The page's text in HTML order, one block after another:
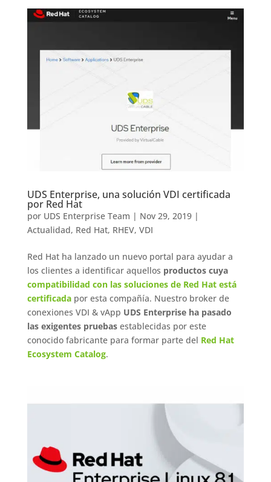
UDS Enterprise, una solución VDI certificada
por Red Hat
por UDS Enterprise Team | Nov 29, 2019|
Actualidad, Red Hat, RHEV, VDI
Red Hat ha lanzado un nuevo portal para ayudar a
los clientes a identificar aquellos productos cuya
compatibilidad con las soluciones de Red Hat está
certificadapor esta compañía. Nuestro broker de
conexiones VDI & vApp UDS Enterprise ha pasado
las exigentes pruebasestablecidas por este
conocido fabricante para formar parte del Red Hat
Ecosystem Catalog.